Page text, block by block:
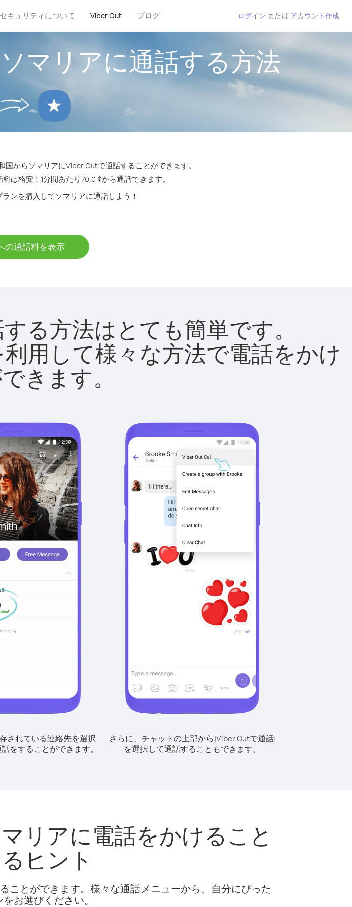
セキュリティについて Viber Out ブログ ログイン または アカウント作成
マリアに通話する方法
からソマリアにViber Outで通話することができます。
は格安！1分間あたり70.0 ¢から通話できます。
ンを購入してソマリアに通話しよう！
の通話料を表示
る方法はとても簡単です。
用して様々な方法で電話をかけ
きます。
されている連絡先を選択
をすることができます。
さらに、チャットの上部から[Viber Outで通話]
を選択して通話することもできます。
リアに電話をかけること
ヒント
ことができます。様々な通話メニューから、自分にぴった
お選びください。